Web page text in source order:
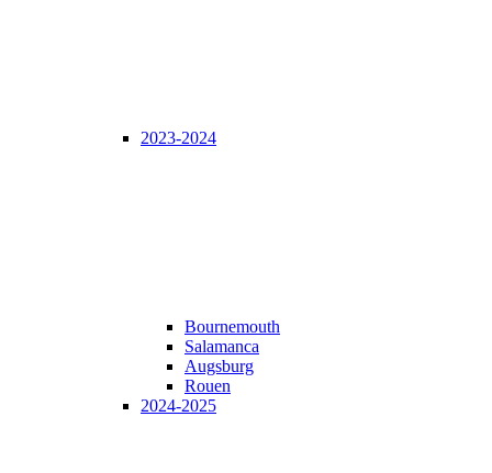
2023-2024
Bournemouth
Salamanca
Augsburg
Rouen
2024-2025